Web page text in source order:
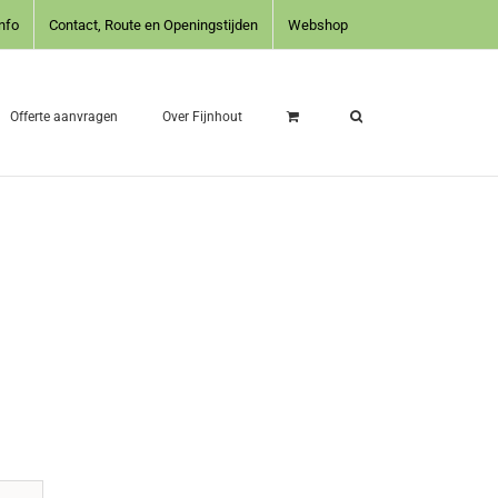
Contact, Route en Openingstijden Webshop
Offerte aanvragen Over Fijnhout